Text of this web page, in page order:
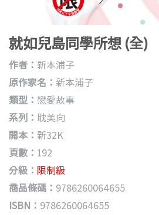
就如兒島同學所想 (全)
作者： 新本浦子
原作家名： 新本浦子
類型： 戀愛故事
系列： 耽美向
開本： 新32K
頁數： 192
分級： 限制級
商品條碼： 9786260064655
ISBN： 9786260064655